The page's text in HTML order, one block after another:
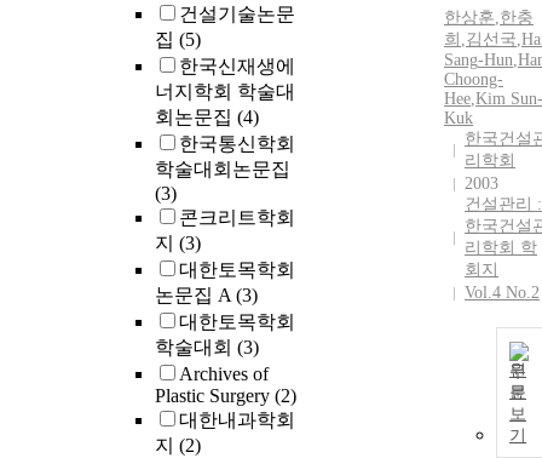
건설기술논문
집 (5)
한국신재생에
너지학회 학술대
회논문집 (4)
한국통신학회
학술대회논문집
(3)
콘크리트학회
지 (3)
대한토목학회
논문집 A(3)
대한토목학회
학술대회 (3)
Archives of
Plastic Surgery (2)
대한내과학회
지 (2)
한상훈,한충
희 ,김선국,
Sang-Hun,
Choong-
Hee,Kim Sun-
Kuk
한국건설
리학회
2003
건설관리 :
한국건설
리학회 학
회지
Vol.4 No.2
원
문
보
기